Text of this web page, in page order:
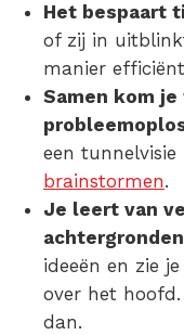
Het bespaart
of zij in
manier
Samen kom
een
brainstormen.
Je leert van
ideeën en zie
over het hoofd.
dan.